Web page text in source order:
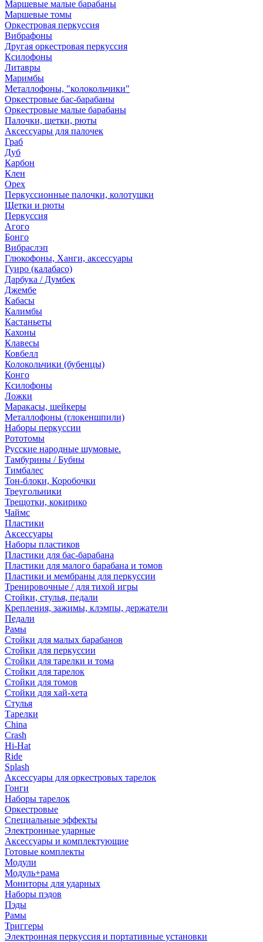
Маршевые малые барабаны
Маршевые томы
Оркестровая перкуссия
Вибрафоны
Другая оркестровая перкуссия
Ксилофоны
Литавры
Маримбы
Металлофоны, "колокольчики"
Оркестровые бас-барабаны
Оркестровые малые барабаны
Палочки, щетки, рюты
Аксессуары для палочек
Граб
Дуб
Карбон
Клен
Орех
Перкуссионные палочки, колотушки
Щетки и рюты
Перкуссия
Агого
Бонго
Вибраслэп
Глюкофоны, Ханги, аксессуары
Гуиро (калабасо)
Дарбука / Думбек
Джембе
Кабасы
Калимбы
Кастаньеты
Кахоны
Клавесы
Ковбелл
Колокольчики (бубенцы)
Конго
Ксилофоны
Ложки
Маракасы, шейкеры
Металлофоны (глокеншпили)
Наборы перкуссии
Рототомы
Русские народные шумовые.
Тамбурины / Бубны
Тимбалес
Тон-блоки, Коробочки
Треугольники
Трещотки, кокирико
Чаймс
Пластики
Аксессуары
Наборы пластиков
Пластики для бас-барабана
Пластики для малого барабана и томов
Пластики и мембраны для перкуссии
Тренировочные / для тихой игры
Стойки, стулья, педали
Крепления, зажимы, клэмпы, держатели
Педали
Рамы
Стойки для малых барабанов
Стойки для перкуссии
Стойки для тарелки и тома
Стойки для тарелок
Стойки для томов
Стойки для хай-хета
Стулья
Тарелки
China
Crash
Hi-Hat
Ride
Splash
Аксессуары для оркестровых тарелок
Гонги
Наборы тарелок
Оркестровые
Специальные эффекты
Электронные ударные
Аксессуары и комплектующие
Готовые комплекты
Модули
Модуль+рама
Мониторы для ударных
Наборы пэдов
Пэды
Рамы
Триггеры
Электронная перкуссия и портативные установки